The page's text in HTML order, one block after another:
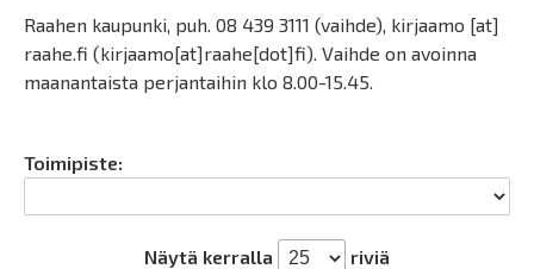
Raahen kaupunki, puh. 08 439 3111 (vaihde), kirjaamo [at]
raahe.fi (kirjaamo[at]raahe[dot]fi). Vaihde on avoinna
maanantaista perjantaihin klo 8.00-15.45.
Toimipiste:
Näytä kerralla riviä